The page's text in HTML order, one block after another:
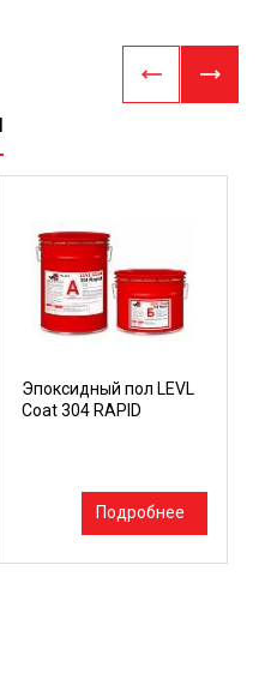
Эпоксидный пол LEVL
Coat 304 RAPID
Подробнее